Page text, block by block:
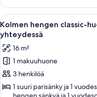
kylpyhuone
makuuhuoneen
yhteydessä
Avaa
kaikki
huonetyypin
Kolmen
hengen
classic-
huone,
4
Kolmen hengen classic-
yhteydessä
16 m²
1 makuuhuone
3 henkilöä
1 suuri parisänky ja 1